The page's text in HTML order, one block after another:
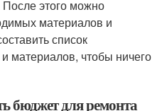
этого можно
материалов и
список
материалов, чтобы ничего
бюджет для ремонта